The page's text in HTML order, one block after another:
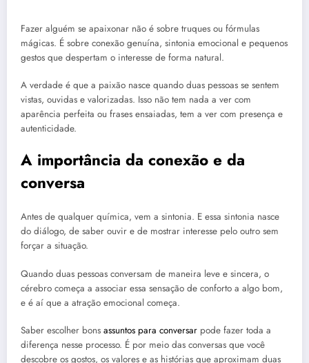
Fazer alguém se apaixonar não é sobre truques ou fórmulas
mágicas. É sobre conexão genuína, sintonia emocional e pequenos
gestos que despertam o interesse de forma natural.
A verdade é que a paixão nasce quando duas pessoas se sentem
vistas, ouvidas e valorizadas. Isso não tem nada a ver com
aparência perfeita ou frases ensaiadas, tem a ver com presença e
autenticidade.
A importância da conexão e da
conversa
Antes de qualquer química, vem a sintonia. E essa sintonia nasce
do diálogo, de saber ouvir e de mostrar interesse pelo outro sem
forçar a situação.
Quando duas pessoas conversam de maneira leve e sincera, o
cérebro começa a associar essa sensação de conforto a algo bom,
e é aí que a atração emocional começa.
Saber escolher bons assuntos para conversar pode fazer toda a
diferença nesse processo. É por meio das conversas que você
descobre os gostos, os valores e as histórias que aproximam duas